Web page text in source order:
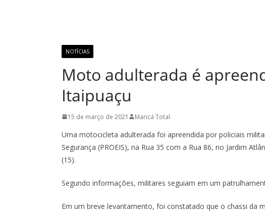
NOTÍCIAS
Moto adulterada é
Itaipuaçu
15 de março de 2021 Maricá Total
Uma motocicleta adulterada foi apreendida por policiais
Segurança (PROEIS), na Rua 35 com a Rua 86, no Jardim
(15).
Segundo informações, militares seguiam em um
Em um breve levantamento, foi constatado que o chassi